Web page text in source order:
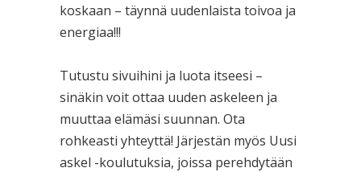
koskaan – täynnä uudenlaista toivoa ja
energiaa!!!
Tutustu sivuihini ja luota itseesi –
sinäkin voit ottaa uuden askeleen ja
muuttaa elämäsi suunnan. Ota
rohkeasti yhteyttä! Järjestän myös Uusi
askel -koulutuksia, joissa perehdytään